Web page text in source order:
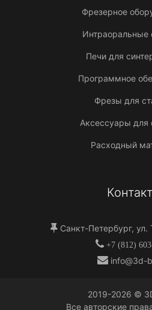
Фрезерное
Интраоральные
Печи для
Программное
Фрезы для
Аксессуары для
Расходный
Санкт-Петербург,
+7 (812)
info@3d-
2019-2026 ©
Все авторские